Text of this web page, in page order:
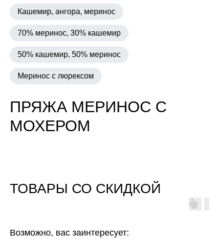
Кашемир, ангора, меринос
70% меринос, 30% кашемир
50% кашемир, 50% меринос
Меринос с люрексом
ПРЯЖА МЕРИНОС С
МОХЕРОМ
ТОВАРЫ СО СКИДКОЙ
Возможно, вас заинтересует: